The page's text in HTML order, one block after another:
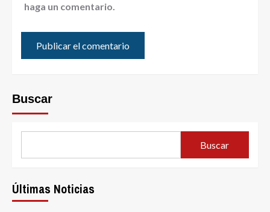
haga un comentario.
Buscar
Buscar
Últimas Noticias